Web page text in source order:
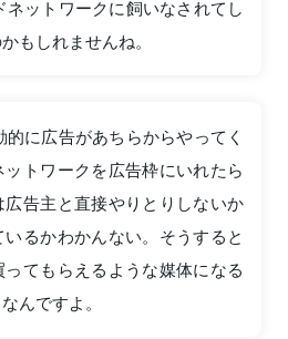
ネットワークに飼いなされてし
もしれませんね。
に広告があちらからやってく
トワークを広告枠にいれたら
告主と直接やりとりしないか
るかわかんない。そうすると
てもらえるような媒体になる
んですよ。